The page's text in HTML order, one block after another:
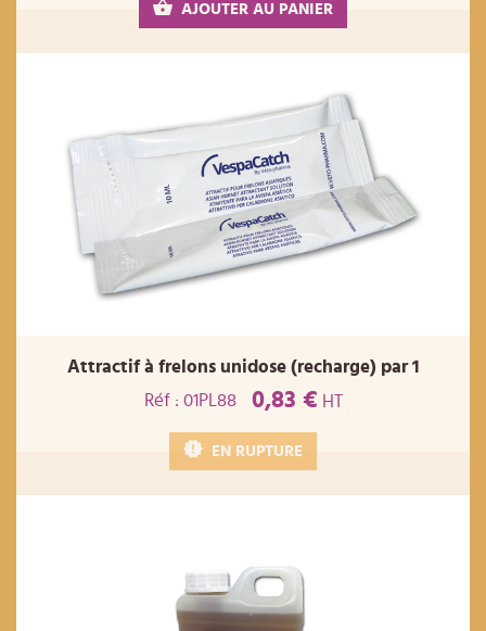
AJOUTER AU PANIER
Attractif à frelons unidose (recharge) par 1
Réf : 01PL88
0,83 € HT
EN RUPTURE